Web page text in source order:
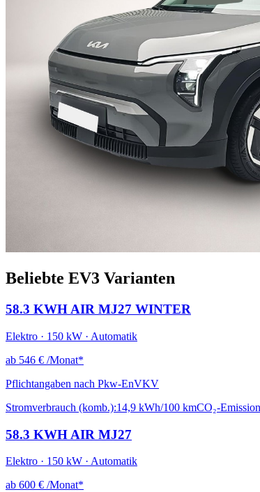
Beliebte EV3 Varianten
58.3 KWH AIR MJ27 WINTER
Elektro · 150 kW · Automatik
ab 546 € /Monat*
Pflichtangaben nach Pkw-EnVKV
Stromverbrauch (komb.):14,9 kWh/100 kmCO₂-
58.3 KWH AIR MJ27
Elektro · 150 kW · Automatik
ab 600 € /Monat*